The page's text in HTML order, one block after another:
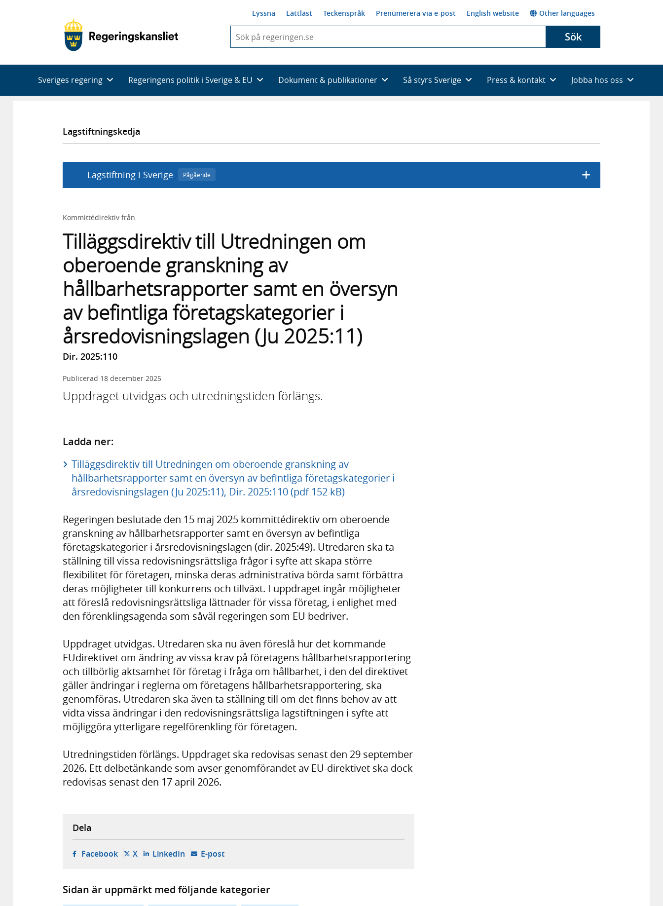
Lyssna Lättläst Teckenspråk Prenumerera via e-post English website Other languages
du
skriva
framträder
en
Sök
Sveriges regering Regeringens politik i Sverige & EU Dokument & publikationer Så styrs Sverige Press & kontakt Jobba hos oss
Lagstiftningskedja
Lagstiftning i Sverige Pågående
Kommittédirektiv från
Tilläggsdirektiv till Utredningen om
oberoende granskning av
hållbarhetsrapporter samt en översyn
av befintliga företagskategorier i
årsredovisningslagen (Ju 2025:11)
Dir. 2025:110
Publicerad 18 december 2025
Uppdraget utvidgas och utredningstiden förlängs.
Ladda ner:
Tilläggsdirektiv till Utredningen om oberoende granskning av
hållbarhetsrapporter samt en översyn av befintliga företagskategorier i
årsredovisningslagen (Ju 2025:11), Dir. 2025:110 (pdf 152 kB)
Regeringen beslutade den 15 maj 2025 kommittédirektiv om oberoende
granskning av hållbarhetsrapporter samt en översyn av befintliga
företagskategorier i årsredovisningslagen (dir. 2025:49). Utredaren ska ta
ställning till vissa redovisningsrättsliga frågor i syfte att skapa större
flexibilitet för företagen, minska deras administrativa börda samt förbättra
deras möjligheter till konkurrens och tillväxt. I uppdraget ingår möjligheter
att föreslå redovisningsrättsliga lättnader för vissa företag, i enlighet med
den förenklingsagenda som såväl regeringen som EU bedriver.
Uppdraget utvidgas. Utredaren ska nu även föreslå hur det kommande
EUdirektivet om ändring av vissa krav på företagens hållbarhetsrapportering
och tillbörlig aktsamhet för företag i fråga om hållbarhet, i den del direktivet
gäller ändringar i reglerna om företagens hållbarhetsrapportering, ska
genomföras. Utredaren ska även ta ställning till om det finns behov av att
vidta vissa ändringar i den redovisningsrättsliga lagstiftningen i syfte att
möjliggöra ytterligare regelförenkling för företagen.
Utredningstiden förlängs. Uppdraget ska redovisas senast den 29 september
2026. Ett delbetänkande som avser genomförandet av EU-direktivet ska dock
redovisas senast den 17 april 2026.
Dela
Facebook- öppnas i ny flik, extern webbplats,
X- öppnas i ny flik, extern webbplats,
LinkedIn- öppnas i ny flik, extern webbplats,
E-post- öppnar din e-postklient,
Sidan är uppmärkt med följande kategorier